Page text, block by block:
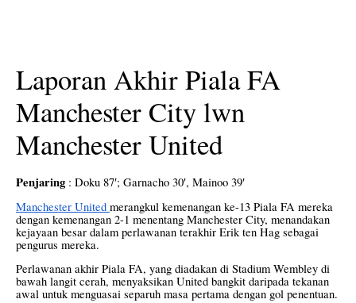
Laporan Akhir Piala FA
Manchester City lwn
Manchester United
Penjaring : Doku 87′; Garnacho 30′, Mainoo 39′
Manchester United merangkul kemenangan ke-13 Piala FA mereka
dengan kemenangan 2-1 menentang Manchester City, menandakan
kejayaan besar dalam perlawanan terakhir Erik ten Hag sebagai
pengurus mereka.
Perlawanan akhir Piala FA, yang diadakan di Stadium Wembley di
bawah langit cerah, menyaksikan United bangkit daripada tekanan
awal untuk menguasai separuh masa pertama dengan gol penentuan.